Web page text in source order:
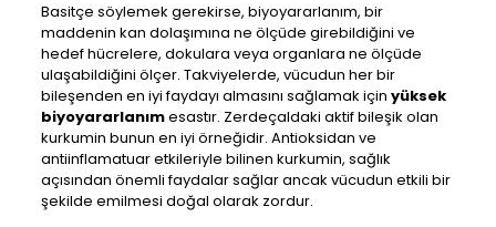
Basitçe söylemek gerekirse, biyoyararlanım, bir
maddenin kan dolaşımına ne ölçüde girebildiğini ve
hedef hücrelere, dokulara veya organlara ne ölçüde
ulaşabildiğini ölçer. Takviyelerde, vücudun her bir
bileşenden en iyi faydayı almasını sağlamak için yüksek
biyoyararlanımesastır. Zerdeçaldaki aktif bileşik olan
kurkumin bunun en iyi örneğidir. Antioksidan ve
antiinflamatuar etkileriyle bilinen kurkumin, sağlık
açısından önemli faydalar sağlar ancak vücudun etkili bir
şekilde emilmesi doğal olarak zordur.